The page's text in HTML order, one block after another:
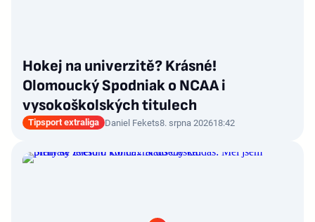
Hokej na univerzitě? Krásné!
Olomoucký Spodniak o NCAA i
vysokoškolských titulech
Tipsport extraliga Daniel Fekets8. srpna 202618:42